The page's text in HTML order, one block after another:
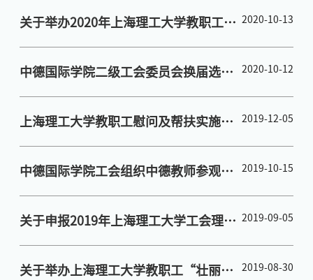
关于举办2020年上海理工大学教职工健
2020-10-13
中德国际学院二级工会委员会换届选举
2020-10-12
上海理工大学教职工慰问及帮扶实施细
2019-12-05
中德国际学院工会组织中德教师参观广
2019-10-15
关于申报2019年上海理工大学工会理论
2019-09-05
关于举办上海理工大学教职工“壮丽70
2019-08-30